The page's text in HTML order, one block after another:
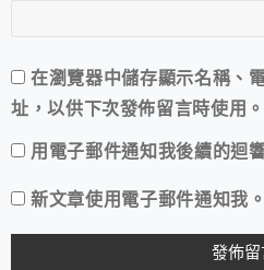
在瀏覽器中儲存顯示名稱、
址，以供下次發佈留言時使用。
用電子郵件通知我後續的迴
新文章使用電子郵件通知我。